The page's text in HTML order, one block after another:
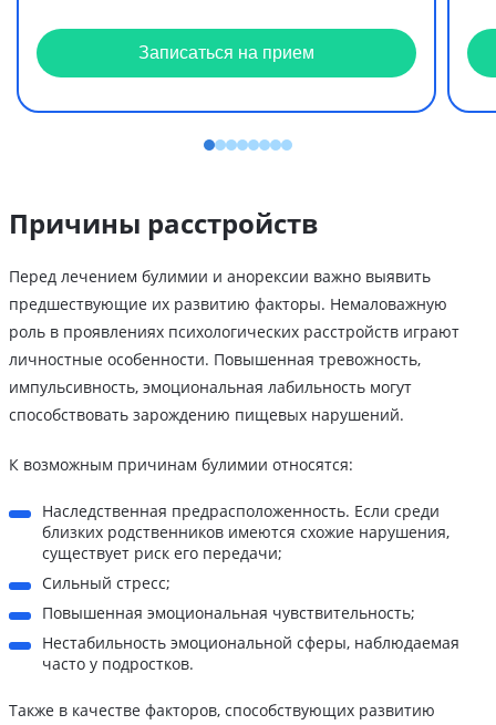
Записаться на прием
Причины расстройств
Перед лечением булимии и анорексии важно выявить
предшествующие их развитию факторы. Немаловажную
роль в проявлениях психологических расстройств играют
личностные особенности. Повышенная тревожность,
импульсивность, эмоциональная лабильность могут
способствовать зарождению пищевых нарушений.
К возможным причинам булимии относятся:
Наследственная предрасположенность. Если среди
близких родственников имеются схожие нарушения,
существует риск его передачи;
Сильный стресс;
Повышенная эмоциональная чувствительность;
Нестабильность эмоциональной сферы, наблюдаемая
часто у подростков.
Также в качестве факторов, способствующих развитию